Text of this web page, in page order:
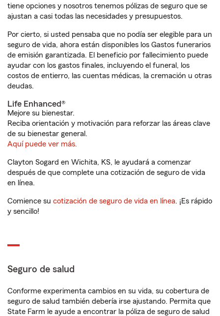
tiene opciones y nosotros tenemos pólizas de seguro que se
ajustan a casi todas las necesidades y presupuestos.
Por cierto, si usted pensaba que no podía ser elegible para un
seguro de vida, ahora están disponibles los Gastos funerarios
de emisión garantizada. El beneficio por fallecimiento puede
ayudar con los gastos finales, incluyendo el funeral, los
costos de entierro, las cuentas médicas, la cremación u otras
deudas.
Life Enhanced®
Mejore su bienestar.
Reciba orientación y motivación para reforzar las áreas clave
de su bienestar general.
Aquí puede ver más.
Clayton Sogard en Wichita, KS, le ayudará a comenzar
después de que complete una cotización de seguro de vida
en línea.
Comience su cotización de seguro de vida en línea. ¡Es rápido
y sencillo!
Seguro de salud
Conforme experimenta cambios en su vida, su cobertura de
seguro de salud también debería irse ajustando. Permita que
State Farm le ayude a encontrar la póliza de seguro de salud